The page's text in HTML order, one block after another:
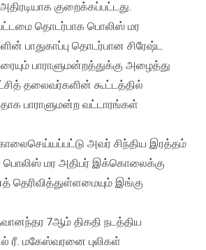
குறைக்கப்பட்டது.
தொடர்பாக பொலிஸ் மர
பாதுகாப்பு தொடர்பான சிரேஷ்ட
பாராளுமன்றத்துக்கு அழைத்து
தலைவர்களின் கூட்டத்தில்
பாராளுமன்ற வட்டாரங்கள்
அவர் சிந்திய இரத்தம்
பொலிஸ் மர அதிபர் இக்கொலைக்கு
தெரிவித்துள்ளமையும் இங்கு
7ஆம் திகதி நடத்திய
ரீ. மகேஸ்வரனை புலிகள்